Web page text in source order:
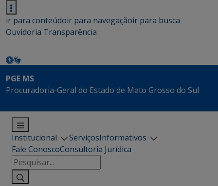
ir para conteúdoir para navegaçãoir para busca
Ouvidoria Transparência
PGE MS
Procuradoria-Geral do Estado de Mato Grosso do Sul
Institucional ServiçosInformativos
Fale ConoscoConsultoria Jurídica
Pesquisar
por: